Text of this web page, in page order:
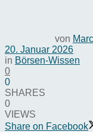
von Marc
20. Januar 2026
in Börsen-Wissen
0
0
SHARES
0
VIEWS
Share on Facebook